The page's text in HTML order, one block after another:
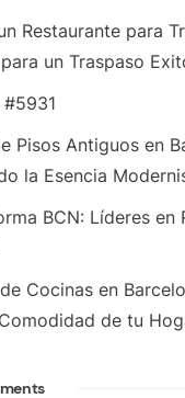
Restaurante para
un Traspaso
Pisos Antiguos en
la Esencia
BCN: Líderes en
Cocinas en
de tu